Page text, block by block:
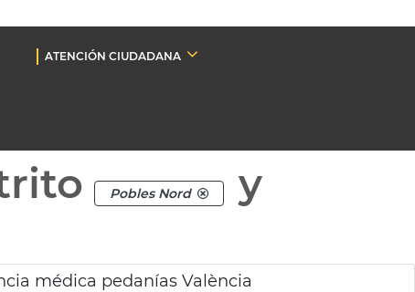
ATENCIÓN CIUDADANA
Pobles Nord
y
médica pedanías València